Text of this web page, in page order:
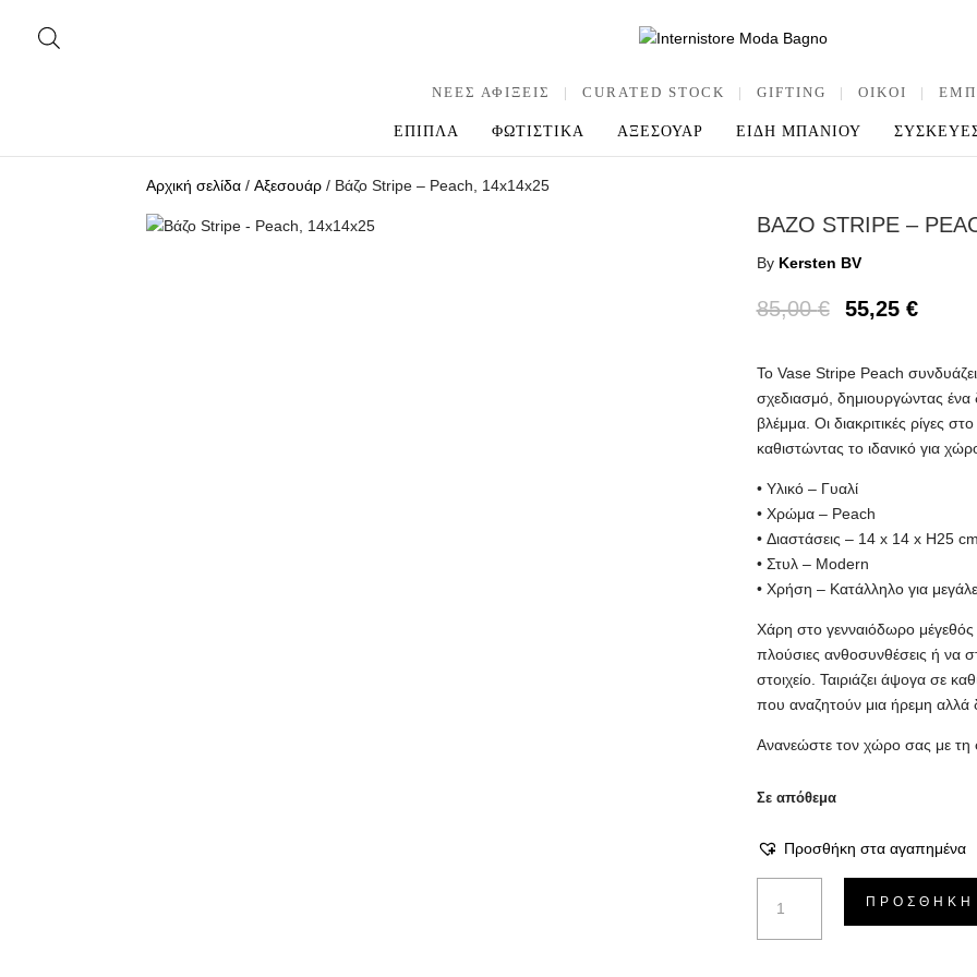
ΝΕΕΣ ΑΦΙΞΕΙΣ | CURATED STOCK | GIFTING | OIKOI |
ΕΠΙΠΛΑ ΦΩΤΙΣΤΙΚΑ ΑΞΕΣΟΥΑΡ ΕΙΔΗ ΜΠΑΝΙΟΥ
Αρχική σελίδα /Αξεσουάρ / Βάζο Stripe – Peach, 14x14x25
ΒΑΖΟ STRIPE –
By Kersten BV
85,00€ 55,25 €
Το Vase Stripe Peach
σχεδιασμό, δημιουργώντας ένα
βλέμμα. Οι διακριτικές ρίγες
καθιστώντας το ιδανικό για
• Υλικό – Γυαλί
• Χρώμα – Peach
• Διαστάσεις – 14 x 14 x H25
• Στυλ – Modern
• Χρήση – Κατάλληλο για
Χάρη στο γενναιόδωρο
πλούσιες ανθοσυνθέσεις ή να
στοιχείο. Ταιριάζει άψογα σε
που αναζητούν μια ήρεμη αλλά
Ανανεώστε τον χώρο σας με
Σε απόθεμα
Προσθήκη στα αγαπημένα
Stripe
-
ΠΡΟΣΘΉΚΗ